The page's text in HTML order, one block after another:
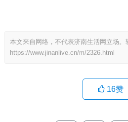
本文来自网络，不代表济南生活网立场。
https://www.jinanlive.cn/m/2326.html
16赞